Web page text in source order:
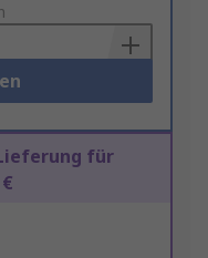
Lieferung für